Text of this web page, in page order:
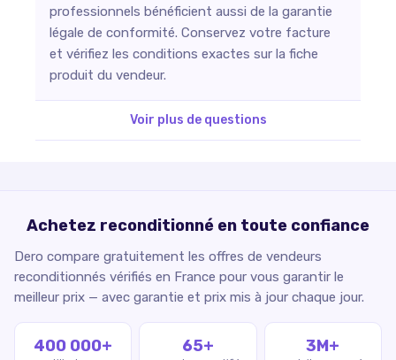
professionnels bénéficient aussi de la garantie
légale de conformité. Conservez votre facture
et vérifiez les conditions exactes sur la fiche
produit du vendeur.
Voir plus de questions
Achetez reconditionné en toute confiance
Dero compare gratuitement les offres de vendeurs
reconditionnés vérifiés en France pour vous garantir le
meilleur prix — avec garantie et prix mis à jour chaque jour.
400 000+ 65+ 3M+